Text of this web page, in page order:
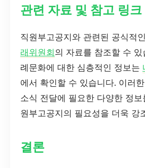
관련 자료 및 참고 링크
직원부고공지와 관련된 공식적
래위원회의 자료를 참조할 수
례문화에 대한 심층적인 정보는
에서 확인할 수 있습니다. 이러
소식 전달에 필요한 다양한 정
원부고공지의 필요성을 더욱 강
결론